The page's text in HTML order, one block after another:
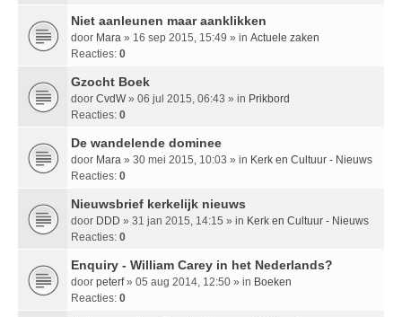
Niet aanleunen maar aanklikken
door Mara » 16 sep 2015, 15:49 » in Actuele zaken
Reacties: 0
Gzocht Boek
door CvdW» 06 jul 2015, 06:43 » in Prikbord
Reacties: 0
De wandelende dominee
door Mara » 30 mei 2015, 10:03 » in Kerk en Cultuur - Nieuws
Reacties: 0
Nieuwsbrief kerkelijk nieuws
door DDD » 31 jan 2015, 14:15 » in Kerk en Cultuur - Nieuws
Reacties: 0
Enquiry - William Carey in het Nederlands?
door peterf» 05 aug 2014, 12:50 » in Boeken
Reacties: 0